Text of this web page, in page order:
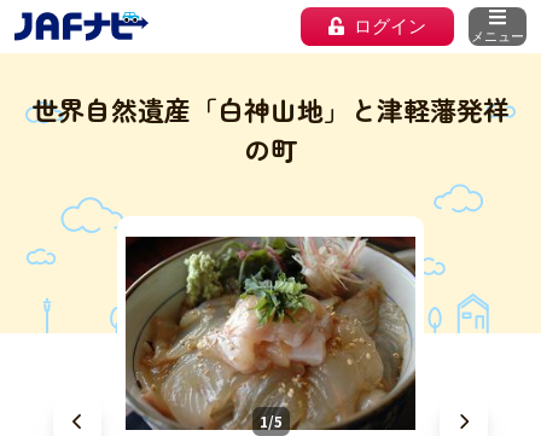
ログイン メニュー
世界自然遺産「白神山地」と津軽藩発祥
の町
1/5